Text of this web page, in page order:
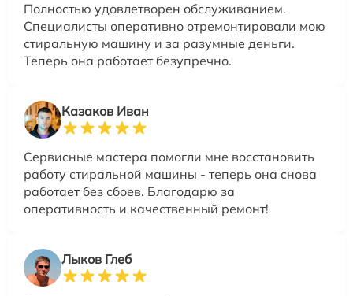
Полностью удовлетворен обслуживанием.
Специалисты оперативно отремонтировали мою
стиральную машину и за разумные деньги.
Теперь она работает безупречно.
Казаков Иван
Сервисные мастера помогли мне восстановить
работу стиральной машины - теперь она снова
работает без сбоев. Благодарю за
оперативность и качественный ремонт!
Лыков Глеб